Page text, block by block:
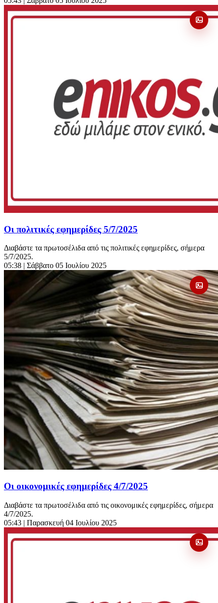
Οι πολιτικές εφημερίδες 5/7/2025
Διαβάστε τα πρωτοσέλιδα από τις πολιτικές εφημερίδες, σήμερα
5/7/2025.
05:38 | Σάββατο 05 Ιουλίου 2025
Οι οικονομικές εφημερίδες 4/7/2025
Διαβάστε τα πρωτοσέλιδα από τις οικονομικές εφημερίδες, σήμερα
4/7/2025.
05:43 | Παρασκευή 04 Ιουλίου 2025